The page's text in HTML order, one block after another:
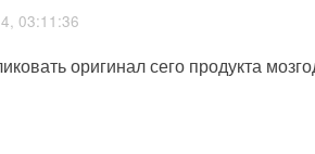
03:11:36
оригинал сего продукта